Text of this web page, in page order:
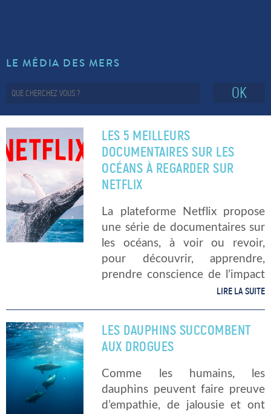
LE MÉDIA DES MERS
OK
LES 5 MEILLEURS
DOCUMENTAIRES SUR LES
OCÉANS À REGARDER SUR
NETFLIX
La plateforme Netflix propose
une série de documentaires sur
les océans, à voir ou revoir,
pour découvrir, apprendre,
prendre conscience de l’impact
de l’homme sur les espaces
d’autres ont été réalisés par des
[…]
LIRE LA SUITE
LES DAUPHINS SUCCOMBENT
AUX DROGUES
Comme les humains, les
dauphins peuvent faire preuve
d’empathie, de jalousie et ont